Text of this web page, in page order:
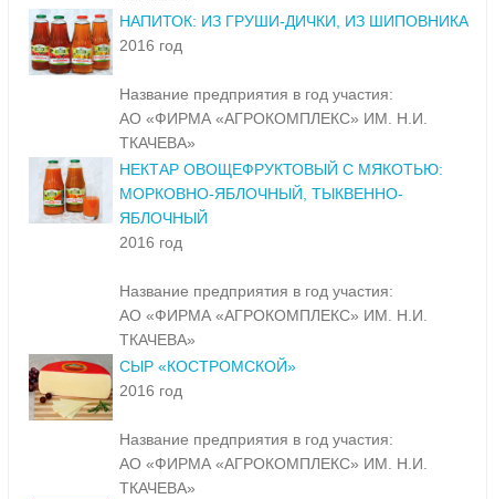
НАПИТОК: ИЗ ГРУШИ-ДИЧКИ, ИЗ ШИПОВНИКА
2016 год
Название предприятия в год участия:
АО «ФИРМА «АГРОКОМПЛЕКС» ИМ. Н.И.
ТКАЧЕВА»
НЕКТАР ОВОЩЕФРУКТОВЫЙ С МЯКОТЬЮ:
МОРКОВНО-ЯБЛОЧНЫЙ, ТЫКВЕННО-
ЯБЛОЧНЫЙ
2016 год
Название предприятия в год участия:
АО «ФИРМА «АГРОКОМПЛЕКС» ИМ. Н.И.
ТКАЧЕВА»
СЫР «КОСТРОМСКОЙ»
2016 год
Название предприятия в год участия:
АО «ФИРМА «АГРОКОМПЛЕКС» ИМ. Н.И.
ТКАЧЕВА»